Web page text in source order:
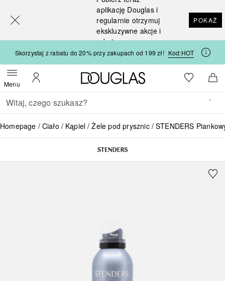
aplikację Douglas i
regularnie otrzymuj
ekskluzywne akcje i
rabaty
POKAŻ
Skorzystaj z rabatu do 20% przy zakupach od 199 zł! Kod:HOT
MenuOtwórz menuMoje konto
Strona główna Douglas
Do listyDo
Wracać
Wykonaj wyszukiwanie
Homepage Ciało Kąpiel Żele pod prysznic STENDERS
[navigation.slideout.screenreader]